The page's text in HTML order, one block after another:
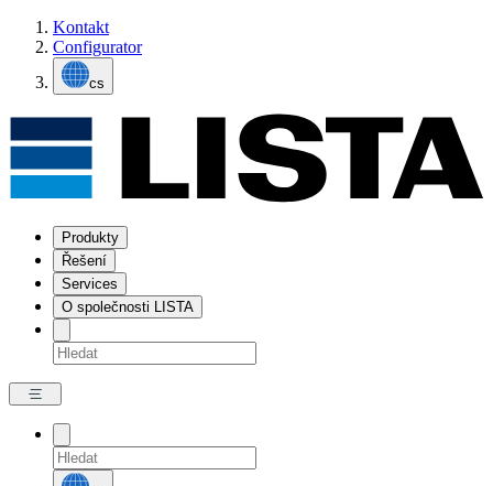
Kontakt
Configurator
cs
Produkty
Řešení
Services
O společnosti LISTA